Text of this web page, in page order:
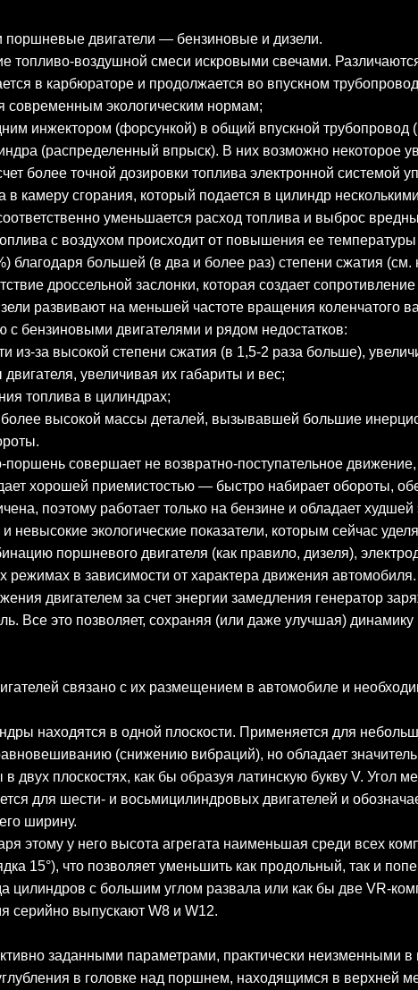
двигатели — бензиновые и дизели.
топливо-воздушной смеси искровыми свечами.
в карбюраторе и продолжается во впускном
современным экологическим нормам;
инжектором (форсункой) в общий впускной
(распределенный впрыск). В них возможно некоторое
более точной дозировки топлива электронной системой
камеру сгорания, который подается в цилиндр
уменьшается расход топлива и выброс
с воздухом происходит от повышения ее
благодаря большей (в два и более раз) степени сжатия
дроссельной заслонки, которая создает
развивают на меньшей частоте вращения коленчатого
бензиновыми двигателями и рядом недостатков:
за высокой степени сжатия (в 1,5-2 раза больше),
увеличивая их габариты и вес;
топлива в цилиндрах;
высокой массы деталей, вызывавшей большие
совершает не возвратно-поступательное
хорошей приемистостью — быстро набирает обороты,
поэтому работает только на бензине и обладает
экологические показатели, которым сейчас
поршневого двигателя (как правило, дизеля),
режимах в зависимости от характера движения
двигателем за счет энергии замедления генератор
Все это позволяет, сохраняя (или даже улучшая)
связано с их размещением в автомобиле и
находятся в одной плоскости. Применяется для
(снижению вибраций), но обладает
плоскостях, как бы образуя латинскую букву V. Угол
для шести- и восьмицилиндровых двигателей и
ширину.
этому у него высота агрегата наименьшая среди всех
15°), что позволяет уменьшить как продольный, так и
цилиндров с большим углом развала или как бы две VR-
серийно выпускают W8 и W12.
заданными параметрами, практически неизменными в
в головке над поршнем, находящимся в верхней